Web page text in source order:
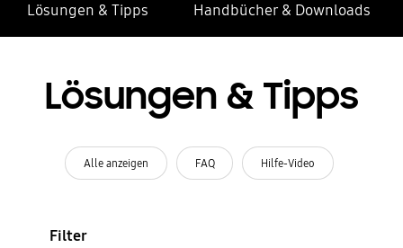
Lösungen & Tipps Handbücher & Downloads
Lösungen & Tipps
Alle anzeigen FAQ Hilfe-Video
Filter